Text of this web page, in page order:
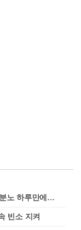
노 하루만에…
빈소 지켜